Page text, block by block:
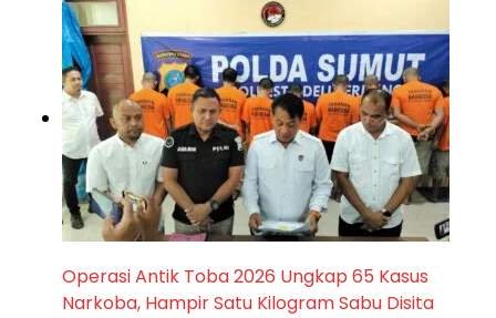
Operasi Antik Toba 2026 Ungkap 65 Kasus
Narkoba, Hampir Satu Kilogram Sabu Disita